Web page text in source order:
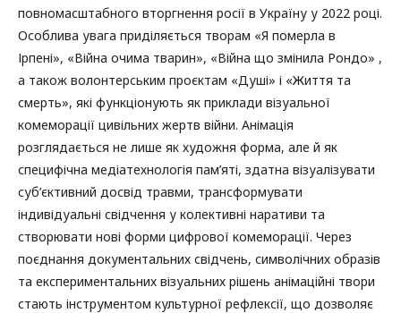
повномасштабного вторгнення росії в Україну у 2022 році.
Особлива увага приділяється творам «Я померла в
Ірпені», «Війна очима тварин», «Війна що змінила Рондо» ,
а також волонтерським проєктам «Душі» і «Життя та
смерть», які функціонують як приклади візуальної
комеморації цивільних жертв війни. Анімація
розглядається не лише як художня форма, але й як
специфічна медіатехнологія пам’яті, здатна візуалізувати
суб’єктивний досвід травми, трансформувати
індивідуальні свідчення у колективні наративи та
створювати нові форми цифрової комеморації. Через
поєднання документальних свідчень, символічних образів
та експериментальних візуальних рішень анімаційні твори
стають інструментом культурної рефлексії, що дозволяє